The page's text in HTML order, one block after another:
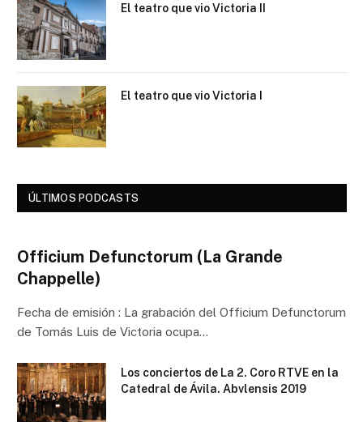
El teatro que vio Victoria II
El teatro que vio Victoria I
ÚLTIMOS PODCASTS
Officium Defunctorum (La Grande
Chappelle)
Fecha de emisión : La grabación del Officium Defunctorum
de Tomás Luis de Victoria ocupa…
Los conciertos de La 2. Coro RTVE en la
Catedral de Ávila. Abvlensis 2019